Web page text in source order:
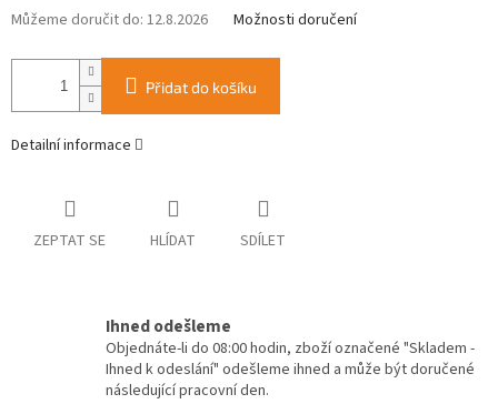
Můžeme doručit do: 12.8.2026 Možnosti doručení
Přidat do košíku
Detailní informace
ZEPTAT SE HLÍDAT SDÍLET
Ihned odešleme
Objednáte-li do 08:00 hodin, zboží označené "Skladem -
Ihned k odeslání" odešleme ihned a může být doručené
následující pracovní den.